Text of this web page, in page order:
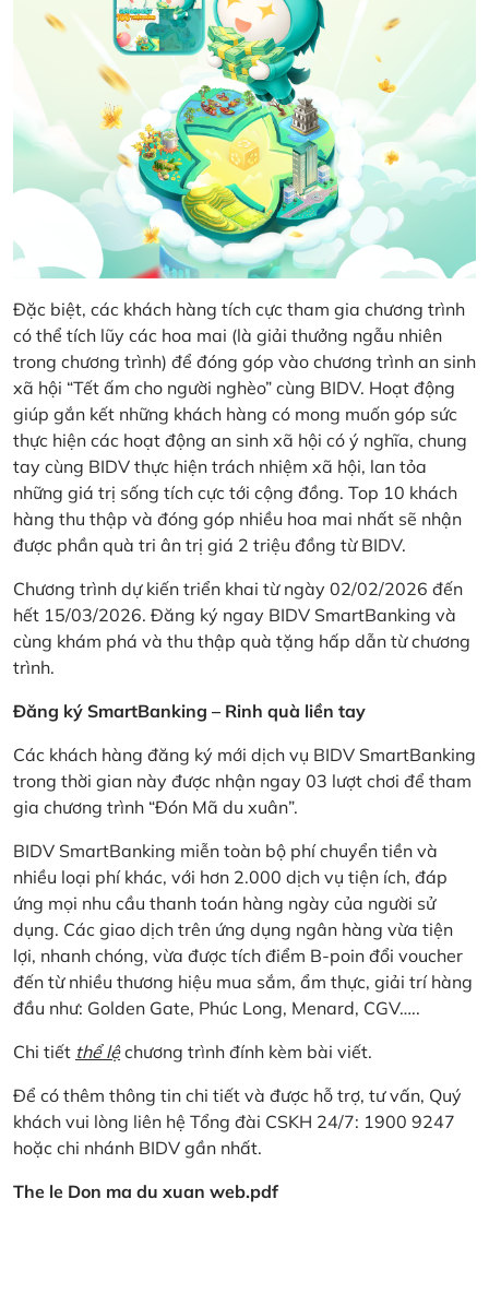
Đặc biệt, các khách hàng tích cực tham gia chương trình
có thể tích lũy các hoa mai (là giải thưởng ngẫu nhiên
trong chương trình) để đóng góp vào chương trình an sinh
xã hội “Tết ấm cho người nghèo” cùng BIDV. Hoạt động
giúp gắn kết những khách hàng có mong muốn góp sức
thực hiện các hoạt động an sinh xã hội có ý nghĩa, chung
tay cùng BIDV thực hiện trách nhiệm xã hội, lan tỏa
những giá trị sống tích cực tới cộng đồng. Top 10 khách
hàng thu thập và đóng góp nhiều hoa mai nhất sẽ nhận
được phần quà tri ân trị giá 2 triệu đồng từ BIDV.
Chương trình dự kiến triển khai từ ngày 02/02/2026 đến
hết 15/03/2026. Đăng ký ngay BIDV SmartBanking và
cùng khám phá và thu thập quà tặng hấp dẫn từ chương
trình.
Đăng ký SmartBanking – Rinh quà liền tay
Các khách hàng đăng ký mới dịch vụ BIDV SmartBanking
trong thời gian này được nhận ngay 03 lượt chơi để tham
gia chương trình “Đón Mã du xuân”.
BIDV SmartBanking miễn toàn bộ phí chuyển tiền và
nhiều loại phí khác, với hơn 2.000 dịch vụ tiện ích, đáp
ứng mọi nhu cầu thanh toán hàng ngày của người sử
dụng. Các giao dịch trên ứng dụng ngân hàng vừa tiện
lợi, nhanh chóng, vừa được tích điểm B-poin đổi voucher
đến từ nhiều thương hiệu mua sắm, ẩm thực, giải trí hàng
đầu như: Golden Gate, Phúc Long, Menard, CGV…..
Chi tiết thể lệchương trình đính kèm bài viết.
Để có thêm thông tin chi tiết và được hỗ trợ, tư vấn, Quý
khách vui lòng liên hệ Tổng đài CSKH 24/7: 1900 9247
hoặc chi nhánh BIDV gần nhất.
The le Don ma du xuan web.pdf